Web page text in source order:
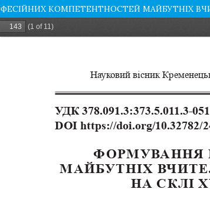
КОМПЕТЕНТНОСТЕЙ МАЙБУТНІХ